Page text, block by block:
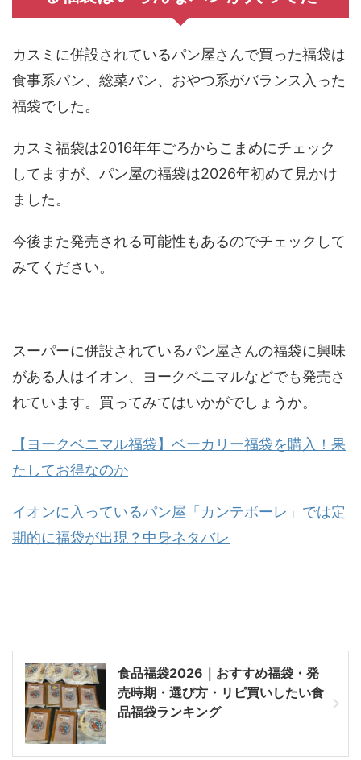
カスミに併設されているパン屋さんで買った福袋は
食事系パン、総菜パン、おやつ系がバランス入った
福袋でした。
カスミ福袋は2016年年ごろからこまめにチェック
してますが、パン屋の福袋は2026年初めて見かけ
ました。
今後また発売される可能性もあるのでチェックして
みてください。
スーパーに併設されているパン屋さんの福袋に興味
がある人はイオン、ヨークベニマルなどでも発売さ
れています。買ってみてはいかがでしょうか。
【ヨークベニマル福袋】ベーカリー福袋を購入！果
たしてお得なのか
イオンに入っているパン屋「カンテボーレ」では定
期的に福袋が出現？中身ネタバレ
食品福袋2026｜おすすめ福袋・発
売時期・選び方・リピ買いしたい食
品福袋ランキング